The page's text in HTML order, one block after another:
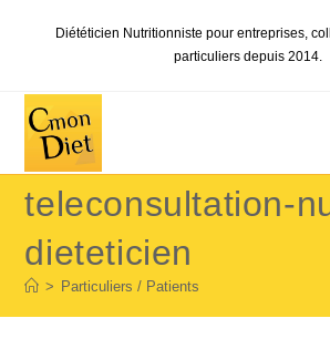
Diététicien Nutritionniste pour entreprises,
particuliers depuis 2014.
teleconsultation-
dieteticien
> Particuliers / Patients